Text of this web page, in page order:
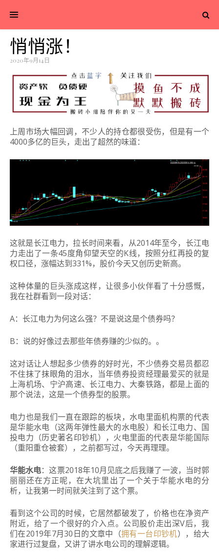
悄悄涨！
2020年9月14日
上周市场大幅回调，不少人的持仓都很受伤，但是有一个
4000多亿的巨头，走出了超然的味道：
这就是长江电力，拉长时间来看，从2014年至今，长江电
力走出了一条45度角仰望天空的K线，按照分红再投的复
权口径，涨幅达到331%，股价今天又创历史新高。
这种体量的巨头涨成这样，让很多小伙伴看了十分感慨，
我在社群看到一段对话：
A：长江电力为何这么强？不是说这是个债券吗？
B：说的好像过去那些年债券赚的少似的。。
这对话让人想起多少债券的好时光，不少债券交易员都忍
不住抹了抹眼角的泪水，当年债券投资经理最爱买的就是
上海机场、宁沪高速、长江电力、大秦铁路，都是上面的
那个说法，这是一个债券型的股票。
电力也是我们一直在跟踪的板块，水电里面机构票的代表
是华能水电（这两年弹性最大的水电股）和长江电力、国
投电力（历史著名印钞机），火电里面的代表是华能国际
（重阳重仓被套），之前都写过， 今天再理理。
华能水电：这票2018年10月见底之后我赚了一波，当时郭
丽丽还在方正呢，在大坑里出了一个关于华能水电的分
析，让我第一时间就关注到了这个票。
看到这个公司的时候，它居然都破发了，价格也在净资产
附近，给了一个很好的介入点。 公司股价走出深V后，我
们在2019年7月30日的文章中（拥有一台印钞机），给大
家进行过复盘，又讲了讲水电公司的理解逻辑。